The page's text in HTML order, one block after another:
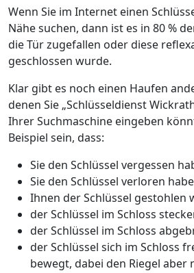
Wenn Sie im Internet einen
Nähe suchen, dann ist es in 80 %
die Tür zugefallen oder diese
geschlossen wurde.
Klar gibt es noch einen Haufen
denen Sie „Schlüsseldienst
Ihrer Suchmaschine eingeben
Beispiel sein, dass:
Sie den Schlüssel vergessen
Sie den Schlüssel verloren
Ihnen der Schlüssel gestohlen
der Schlüssel im Schloss
der Schlüssel im Schloss
der Schlüssel sich im Schloss
bewegt, dabei den Riegel aber